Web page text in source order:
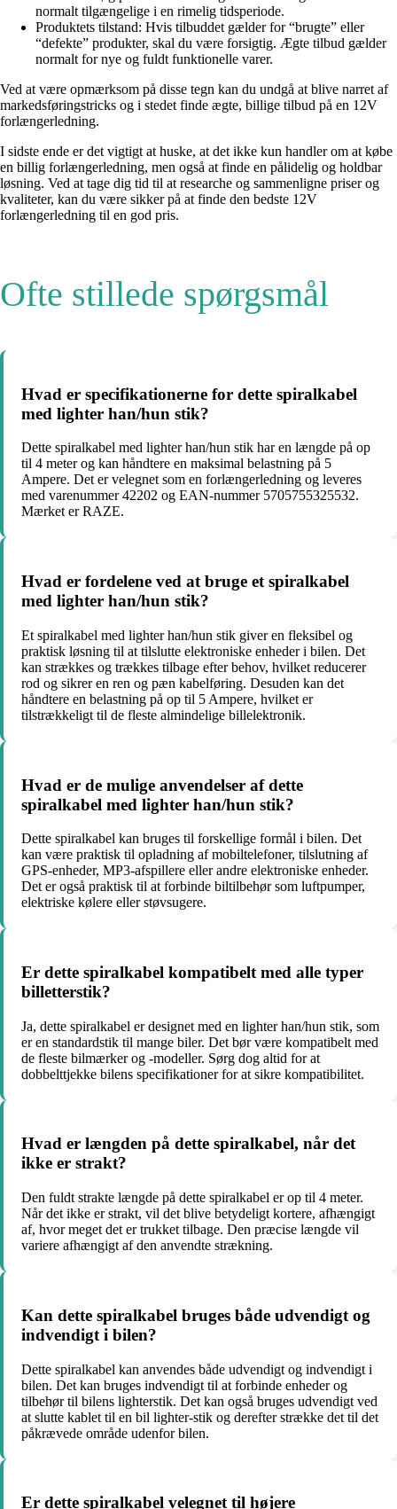
normalt tilgængelige i en rimelig tidsperiode.
Produktets tilstand: Hvis tilbuddet gælder for “brugte” eller
“defekte” produkter, skal du være forsigtig. Ægte tilbud gælder
normalt for nye og fuldt funktionelle varer.
Ved at være opmærksom på disse tegn kan du undgå at blive narret af
markedsføringstricks og i stedet finde ægte, billige tilbud på en 12V
forlængerledning.
I sidste ende er det vigtigt at huske, at det ikke kun handler om at købe
en billig forlængerledning, men også at finde en pålidelig og holdbar
løsning. Ved at tage dig tid til at researche og sammenligne priser og
kvaliteter, kan du være sikker på at finde den bedste 12V
forlængerledning til en god pris.
Ofte stillede spørgsmål
Hvad er specifikationerne for dette spiralkabel
med lighter han/hun stik?
Dette spiralkabel med lighter han/hun stik har en længde på op
til 4 meter og kan håndtere en maksimal belastning på 5
Ampere. Det er velegnet som en forlængerledning og leveres
med varenummer 42202 og EAN-nummer 5705755325532.
Mærket er RAZE.
Hvad er fordelene ved at bruge et spiralkabel
med lighter han/hun stik?
Et spiralkabel med lighter han/hun stik giver en fleksibel og
praktisk løsning til at tilslutte elektroniske enheder i bilen. Det
kan strækkes og trækkes tilbage efter behov, hvilket reducerer
rod og sikrer en ren og pæn kabelføring. Desuden kan det
håndtere en belastning på op til 5 Ampere, hvilket er
tilstrækkeligt til de fleste almindelige billelektronik.
Hvad er de mulige anvendelser af dette
spiralkabel med lighter han/hun stik?
Dette spiralkabel kan bruges til forskellige formål i bilen. Det
kan være praktisk til opladning af mobiltelefoner, tilslutning af
GPS-enheder, MP3-afspillere eller andre elektroniske enheder.
Det er også praktisk til at forbinde biltilbehør som luftpumper,
elektriske kølere eller støvsugere.
Er dette spiralkabel kompatibelt med alle typer
billetterstik?
Ja, dette spiralkabel er designet med en lighter han/hun stik, som
er en standardstik til mange biler. Det bør være kompatibelt med
de fleste bilmærker og -modeller. Sørg dog altid for at
dobbelttjekke bilens specifikationer for at sikre kompatibilitet.
Hvad er længden på dette spiralkabel, når det
ikke er strakt?
Den fuldt strakte længde på dette spiralkabel er op til 4 meter.
Når det ikke er strakt, vil det blive betydeligt kortere, afhængigt
af, hvor meget det er trukket tilbage. Den præcise længde vil
variere afhængigt af den anvendte strækning.
Kan dette spiralkabel bruges både udvendigt og
indvendigt i bilen?
Dette spiralkabel kan anvendes både udvendigt og indvendigt i
bilen. Det kan bruges indvendigt til at forbinde enheder og
tilbehør til bilens lighterstik. Det kan også bruges udvendigt ved
at slutte kablet til en bil lighter-stik og derefter strække det til det
påkrævede område udenfor bilen.
Er dette spiralkabel velegnet til højere